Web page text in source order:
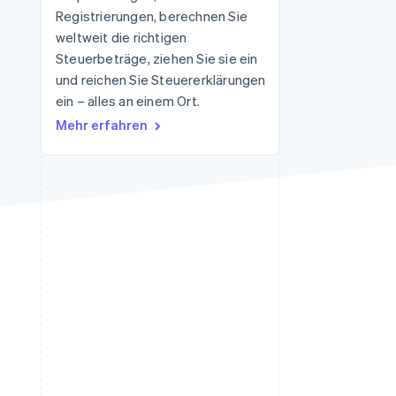
Stripe-Sessions 2026
Erfahren Sie, wie Stripe
Lösungen für die
Wirtschaftsinfrastruktur
Registrierungen, berechnen Sie
weltweit die richtigen
Steuerbeträge, ziehen Sie sie ein
und reichen Sie Steuererklärungen
ein – alles an einem Ort.
Mehr erfahren